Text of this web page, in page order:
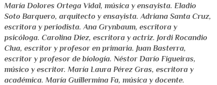
María Dolores Ortega Vidal, música y ensayista. Eladio
Soto Barquero, arquitecto y ensayista.Adriana Santa Cruz,
escritora y periodista.Ana Grynbaum, escritora y
psicóloga. Carolina Diez, escritora y actriz. Jordi Rocandio
Clua, escritor y profesor en primaria. Juan Basterra,
escritor y profesor de biología. Néstor Darío Figueiras,
músico y escritor. María Laura Pérez Gras, escritora y
académica. María Guillermina Fa, música y docente.